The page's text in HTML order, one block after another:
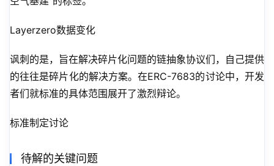
Layerzero数据变化
讽刺的是，旨在解决碎片化问题的链抽象协议们，自己提供
的往往是碎片化的解决方案。在ERC-7683的讨论中，开发
者们就标准的具体范围展开了激烈辩论。
标准制定讨论
待解的关键问题